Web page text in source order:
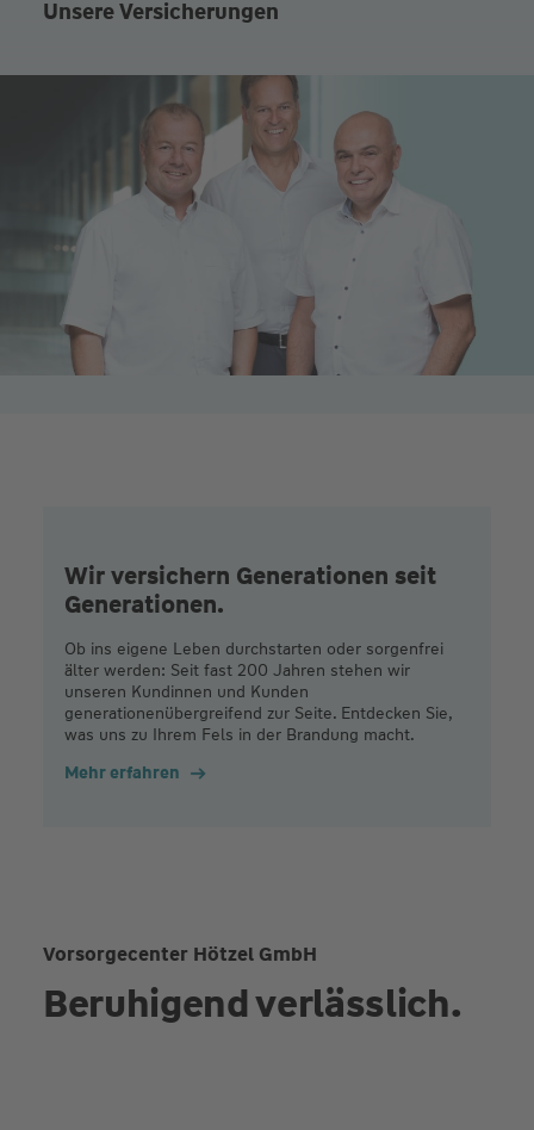
Unsere Versicherungen
Wir versichern Generationen seit
Generationen.
Ob ins eigene Leben durchstarten oder sorgenfrei
älter werden: Seit fast 200 Jahren stehen wir
unseren Kundinnen und Kunden
generationenübergreifend zur Seite. Entdecken Sie,
was uns zu Ihrem Fels in der Brandung macht.
Mehr erfahren
Vorsorgecenter Hötzel GmbH
Beruhigend verlässlich.